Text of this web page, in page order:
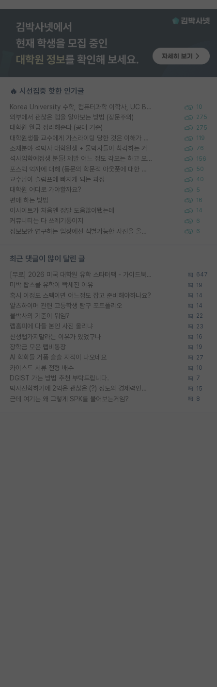
🔥 시선집중 핫한 인기글
Korea University 수학, 컴퓨터과학 이학사, UC Berkeley 산업공학 대학원 공학박사가 되는 것은 쉽지 않겠죠? 10
외부에서 괜찮은 랩을 알아보는 방법 (장문주의) 275
대학원 월급 정리해준다 (공대 기준) 275
대학원생들 교수에게 가스라이팅 당한 것은 이해가 갑니다. 안타깝네요. 119
소재분야 석박사 대학원생 + 물박사들이 착각하는 거 76
석사입학예정생 분들! 제발 어느 정도 각오는 하고 오세요. 156
포스텍 억까에 대해 (동문의 학문적 아웃풋에 대한 반박) 50
교수님이 슬럼프에 빠지게 되는 과정 40
대학원 어디로 가야할까요? 5
편애 하는 방법 16
이사이트가 처음엔 정말 도움많이됐는데 14
커뮤니티는 다 쓰레기통이지 6
정보보안 연구하는 입장에선 식별가능한 사진을 올리는건 비추이긴함 6
최근 댓글이 많이 달린 글
[무료] 2026 미국 대학원 유학 스타터팩 - 가이드북 & 합격자 컨택메일 템플릿 647
미박 탑스쿨 유학이 빡세진 이유 19
혹시 이정도 스펙이면 어느정도 잡고 준비해야하나요? 14
알츠하이머 관련 고등학생 탐구 포트폴리오 14
물박사의 기준이 뭐임? 22
랩홈피에 다들 본인 사진 올리냐 23
신생랩가지말라는 이유가 있었구나 16
장학금 모은 랩비통장 19
AI 학회들 거품 슬슬 지적이 나오네요 27
카이스트 서류 전형 배수 10
DGIST 가는 방법 추천 부탁드립니다. 7
박사진학하기에 2억은 괜찮은 (?) 정도의 경제력인가요 15
근데 여기는 왜 그렇게 SPK를 물어보는거임? 8